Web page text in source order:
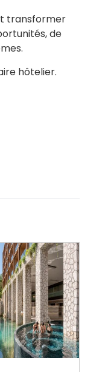
transformer
de
hôtelier.